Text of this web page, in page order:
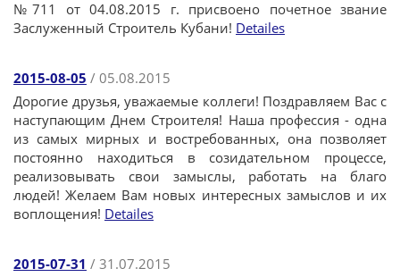
№711 от 04.08.2015 г. присвоено почетное звание
Заслуженный Строитель Кубани! Detailes
2015-08-05 / 05.08.2015
Дорогие друзья, уважаемые коллеги! Поздравляем Вас с
наступающим Днем Строителя! Наша профессия - одна
из самых мирных и востребованных, она позволяет
постоянно находиться в созидательном процессе,
реализовывать свои замыслы, работать на благо
людей! Желаем Вам новых интересных замыслов и их
воплощения! Detailes
2015-07-31 / 31.07.2015